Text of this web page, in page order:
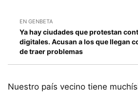
EN GENBETA
Ya hay ciudades que protestan
digitales. Acusan a los que llegan
de traer problemas
Nuestro país vecino tiene